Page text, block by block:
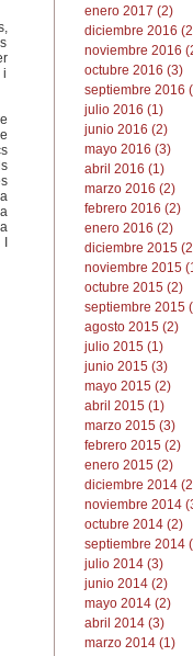
i
I
enero 2017 (2)
diciembre 2016
noviembre 2016
octubre 2016 (3)
septiembre 2016
julio 2016 (1)
junio 2016 (2)
mayo 2016 (3)
abril 2016 (1)
marzo 2016 (2)
febrero 2016 (2)
enero 2016 (2)
diciembre 2015
noviembre 2015
octubre 2015 (2)
septiembre 2015
agosto 2015 (2)
julio 2015 (1)
junio 2015 (3)
mayo 2015 (2)
abril 2015 (1)
marzo 2015 (3)
febrero 2015 (2)
enero 2015 (2)
diciembre 2014
noviembre 2014
octubre 2014 (2)
septiembre 2014
julio 2014 (3)
junio 2014 (2)
mayo 2014 (2)
abril 2014 (3)
marzo 2014 (1)